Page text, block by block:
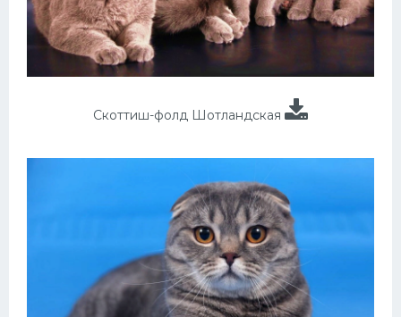
Скоттиш-фолд Шотландская